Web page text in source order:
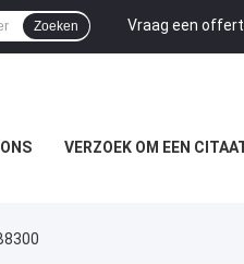
Vraag een
Zoeken
VERZOEK OM EEN